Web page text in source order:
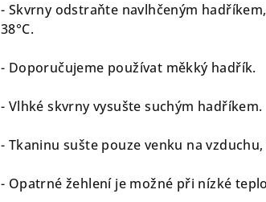
- Skvrny odstraňte navlhčeným
38°C.
- Doporučujeme používat měkký hadřík.
- Vlhké skvrny vysušte suchým hadříkem.
- Tkaninu sušte pouze venku na
- Opatrné žehlení je možné při nízké